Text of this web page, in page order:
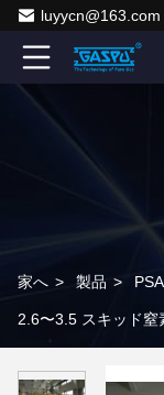
luyycn@163.com
家へ > 製品 >
2.6〜3.5 スキッド窒